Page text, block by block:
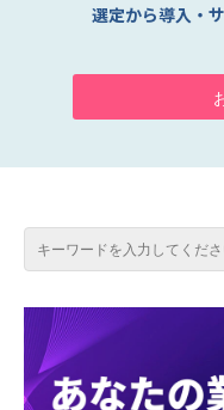
選定から導入・